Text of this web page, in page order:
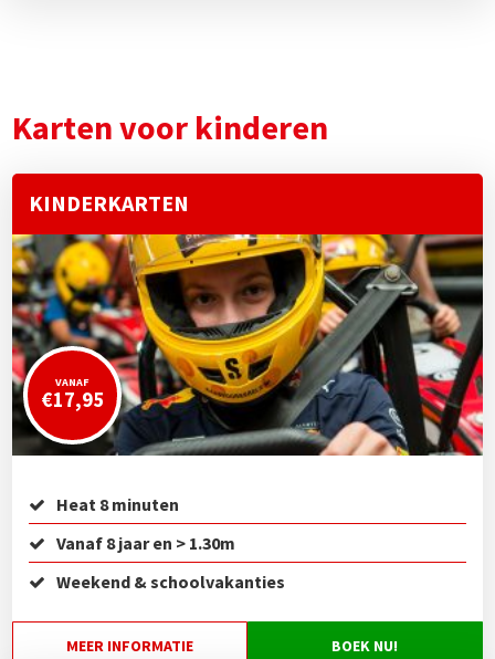
Karten voor kinderen
KINDERKARTEN
VANAF
€17,95
Heat 8 minuten
Vanaf 8 jaar en > 1.30m
Weekend & schoolvakanties
MEER INFORMATIE BOEK NU!